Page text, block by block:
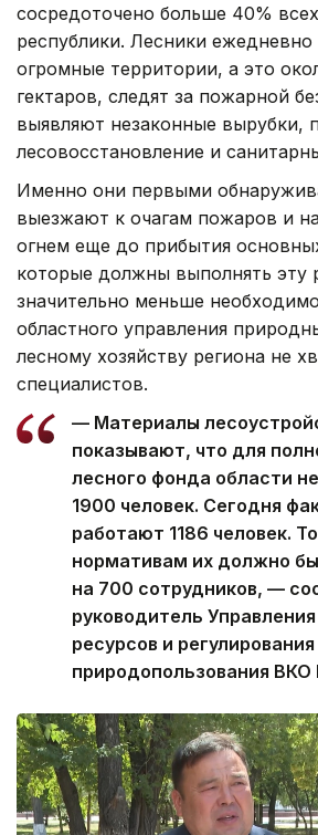
сосредоточено больше 40%
республики. Лесники
огромные территории, а это
гектаров, следят за пожарной
выявляют незаконные вырубки,
лесовосстановление и
Именно они первыми
выезжают к очагам пожаров и
огнем еще до прибытия
которые должны выполнять эту
значительно меньше
областного управления
лесному хозяйству региона не
специалистов.
— Материалы
показывают, что для
лесного фонда области
1900 человек. Сегодня
работают 1186 человек.
нормативам их должно
на 700 сотрудников, —
руководитель
ресурсов и регулирования
природопользования ВКО